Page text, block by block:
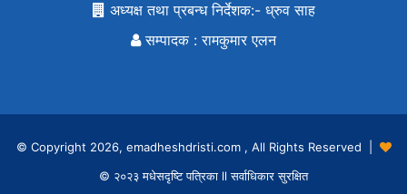
अध्यक्ष तथा प्रबन्ध निर्देशक:- ध्रुव साह
सम्पादक : रामकुमार एलन
© Copyright 2026, emadheshdristi.com , All Rights Reserved |
© २०२३ मधेसदृष्टि पत्रिका ll सर्वाधिकार सुरक्षित